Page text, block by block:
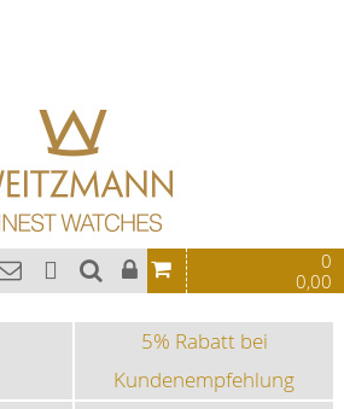
0
0,00
5% Rabatt bei
Kundenempfehlung